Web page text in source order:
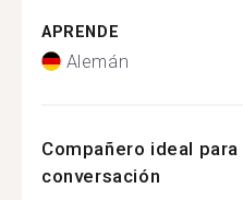
APRENDE
Alemán
Compañero ideal
conversación